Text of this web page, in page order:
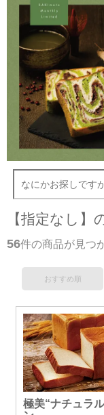
【指定なし】
56件の商品が見つ
おすすめ順
極美“ナチュラ